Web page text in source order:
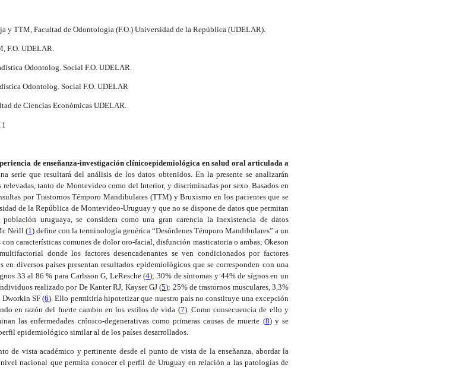
y TTM, Facultad de Odontología (F.O.) Universidad de la República (UDELAR).
F.O. UDELAR.
Odontolog. Social F.O. UDELAR.
Odontolog. Social F.O. UDELAR
de Ciencias Económicas UDELAR.
de enseñanza-investigación clínicoepidemiológica en salud oral articulada a
serie que resultará del análisis de los datos obtenidos. En la presente se analizarán
tanto de Montevideo como del Interior, y discriminadas por sexo. Basados en
por Trastornos Témporo Mandibulares (TTM) y Bruxismo en los pacientes que se
de la República de Montevideo-Uruguay y que no se dispone de datos que permitan
uruguaya, se considera como una gran carencia la inexistencia de datos
Neill (1 ) define con la terminología genérica “Desórdenes Témporo Mandibulares” a un
características comunes de dolor oro-facial, disfunción masticatoria o ambas; Okeson
donde los factores desencadenantes se ven condicionados por factores
en diversos países presentan resultados epidemiológicos que se corresponden con una
33 al 86 % para Carlsson G, LeResche (4); 30% de síntomas y 44% de sígnos en un
realizado por De Kanter RJ, Kayser GJ (5); 25% de trastornos musculares, 3,3%
Dworkin SF (6). Ello permitiría hipotetizar que nuestro país no constituye una excepción
en razón del fuerte cambio en los estilos de vida (7). Como consecuencia de ello y
las enfermedades crónico-degenerativas como primeras causas de muerte (8) y se
epidemiológico similar al de los países desarrollados.
de vista académico y pertinente desde el punto de vista de la enseñanza, abordar la
nacional que permita conocer el perfil de Uruguay en relación a las patologías de